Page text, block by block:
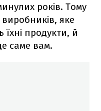
років. Тому
виробників, яке
продукти, й
саме вам.